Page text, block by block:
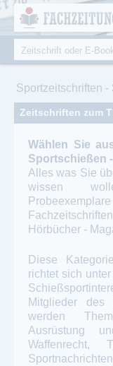
Fachmagazine
Suchformular
Suche
Sportzeitschriften -
Wählen Sie
Sportschießen
Alles was Sie
wissen
Hörbücher -
Diese
richtet sich
Mitglieder des
werden
Ausrüstung
Waffenrecht,
Cookie-Einstellungen